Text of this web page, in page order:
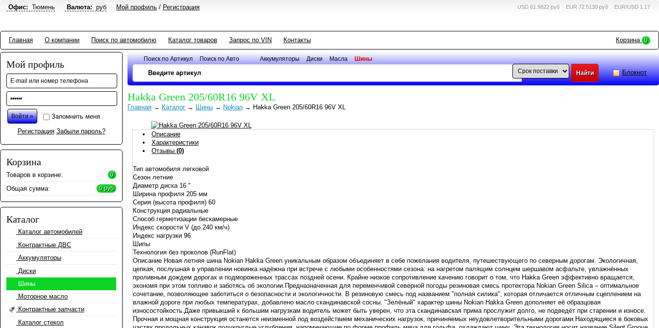
Офис: Тюмень Валюта: руб Мой профиль / Регистрация USD 61.9822 руб EUR 72.5130 руб EUR/USD 1.17
Главная О компании Поиск по автомобилю Каталог товаров Запрос по VIN Контакты Корзина 0
Мой профиль
Запомнить меня
Регистрация Забыли пароль?
Корзина
Товаров в корзине: 0
Общая сумма: 0 руб
Каталог
Каталог автомобилей
Контрактные ДВС
Аккумуляторы
Диски
Шины
Моторное масло
Контрактные запчасти
Каталог стекол
Поиск по Артикул Поиск по Авто Аккумуляторы Диски Масла Шины
Блокнот
Hakka Green 205/60R16 96V XL
Главная → Каталог → Шины → Nokian → Hakka Green 205/60R16 96V XL
Описание
Характеристики
Отзывы (0)
Тип автомобиля легковой
Сезон летние
Диаметр диска 16 "
Ширина профиля 205 мм
Серия (высота профиля) 60
Конструкция радиальные
Способ герметизации бескамерные
Индекс скорости V (до 240 км/ч)
Индекс нагрузки 96
Шипы
Технология без проколов (RunFlat)
Описание Новая летняя шина Nokian Hakka Green уникальным образом объединяет в себе пожелания водителя, путешествующего по северным дорогам. Экологичная,
цепкая, послушная в управлении новинка надёжна при встрече с любыми особенностями сезона: на нагретом палящим солнцем шершавом асфальте, увлажнённых
проливным дождем дорогах и подмороженных трассах поздней осени. Крайне низкое сопротивление качению говорит о том, что Hakka Green эффективно вращается,
экономя при этом топливо и заботясь об экологии.Предназначенная для переменчивой северной погоды резиновая смесь протектора Nokian Green Silica – оптимальное
сочетание, позволяющее заботиться о безопасности и экологичности. В резиновую смесь под названием "полная силика", которая отличается отличным сцеплением на
влажной дороге при любых температурах, добавлено масло скандинавской сосны. "Зелёный" характер шины Nokian Hakka Green дополняет её образцовая
износостойкость.Даже привыкший к большим нагрузкам водитель может быть уверен, что эта скандинавская прима прослужит долго, не подведёт при старении и износе.
Прочная и мощная конструкция останется неизменной под воздействием механических нагрузок, причиняемых неудовлетворительными дорогами.Находящиеся в боковых